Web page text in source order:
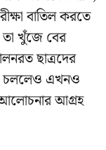
বাতিল করতে
তা খুঁজে বের
ছাত্রদের
চললেও এখনও
আলোচনার আগ্রহ